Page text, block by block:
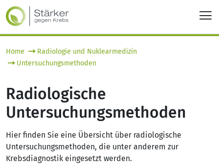
Home
Radiologie und Nuklearmedizin
Untersuchungsmethoden
Radiologische
Untersuchungsmethoden
Hier finden Sie eine Übersicht über radiologische
Untersuchungsmethoden, die unter anderem zur
Krebsdiagnostik eingesetzt werden.